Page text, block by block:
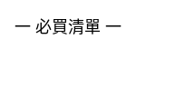
４．使用「AFTEE先享後付」時
一 必買清單 一